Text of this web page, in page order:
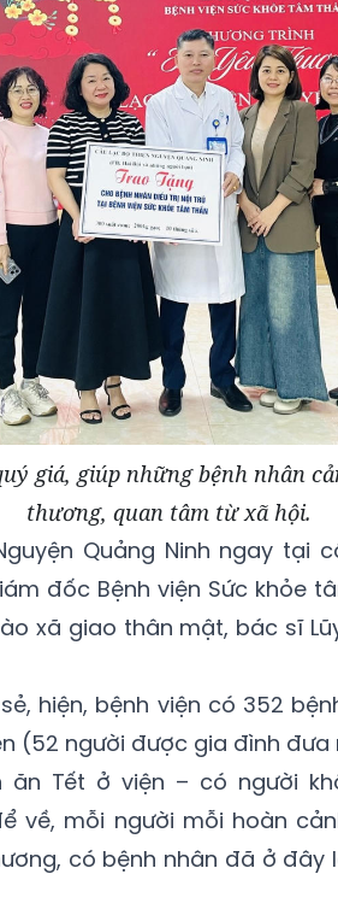
giá, giúp những bệnh nhân
thương, quan tâm từ xã hội.
Quảng Ninh ngay tại
đốc Bệnh viện Sức khỏe
xã giao thân mật, bác sĩ
hiện, bệnh viện có 352
(52 người được gia đình
ăn Tết ở viện – có người
về, mỗi người mỗi hoàn
có bệnh nhân đã ở đây